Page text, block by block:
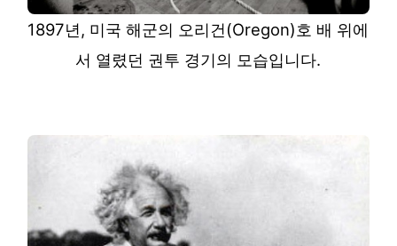
1897년, 미국 해군의 오리건(Oregon)호 배 위에
서 열렸던 권투 경기의 모습입니다.